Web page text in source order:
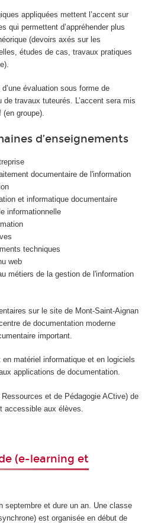
appliquées mettent l’accent sur
qui permettent d’appréhender plus
(devoirs axés sur les
études de cas, travaux pratiques
évaluation sous forme de
travaux tuteurés. L’accent sera mis
groupe).
d’enseignements
documentaire de l'information
et informatique documentaire
informationnelle
techniques
web
métiers de la gestion de l'information
sur le site de Mont-Saint-Aignan
de documentation moderne
important.
en matériel informatique et en logiciels
applications de documentation.
Ressources et de Pédagogie ACtive) de
accessible aux élèves.
(e-learning et
septembre et dure un an. Une classe
est organisée en début de